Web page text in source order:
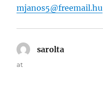
mjanos5@freemail.hu
sarolta
at